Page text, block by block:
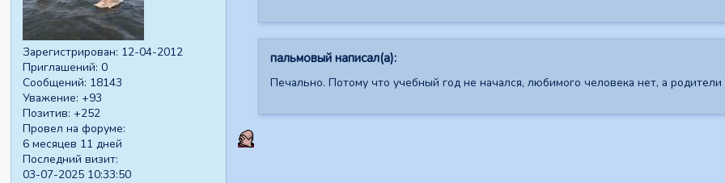
Зарегистрирован: 12-04-2012
Приглашений: 0
Сообщений: 18143
Уважение: +93
Позитив: +252
Провел на форуме:
6 месяцев 11 дней
Последний визит:
03-07-2025 10:33:50
пальмовый написал(а):
Печально. Потому что учебный год не начался, любимого человека нет, а родители